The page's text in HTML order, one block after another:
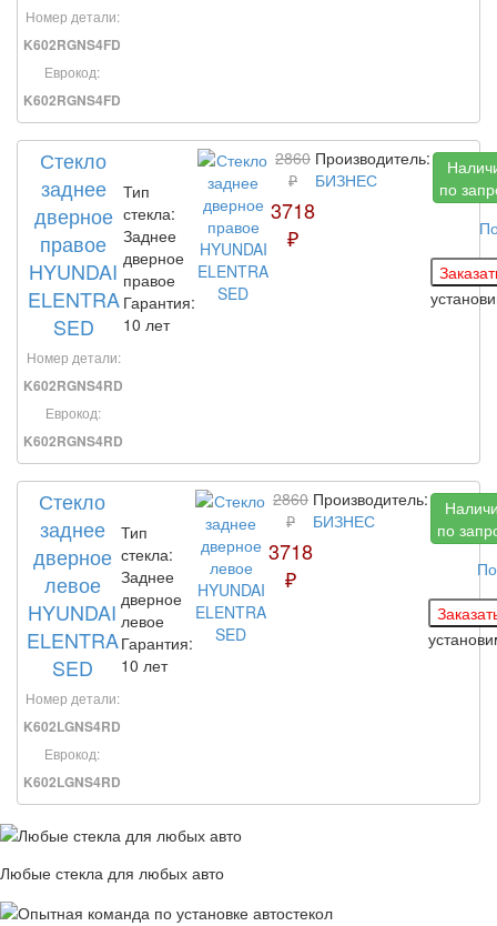
Номер детали:
K602RGNS4FD
Еврокод:
K602RGNS4FD
Стекло
заднее
дверное
правое
HYUNDAI
ELENTRA
SED
Номер детали:
K602RGNS4RD
Еврокод:
K602RGNS4RD
Тип
стекла:
Заднее
дверное
правое
Гарантия:
10 лет
2860
₽
3718
₽
Производитель:
БИЗНЕС
по
Стекло
заднее
дверное
левое
HYUNDAI
ELENTRA
SED
Номер детали:
K602LGNS4RD
Еврокод:
K602LGNS4RD
Тип
стекла:
Заднее
дверное
левое
Гарантия:
10 лет
2860
₽
3718
₽
Производитель:
БИЗНЕС
по
Любые стекла для любых авто